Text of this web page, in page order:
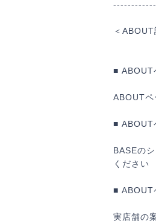
＜ABOUT
■ ABOUT
ABOUTペ
■ ABOUT
BASEの
ください
■ ABOUT
実店舗の